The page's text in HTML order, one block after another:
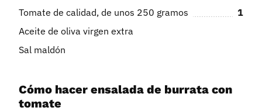
Tomate de calidad, de unos 250 gramos
1
Aceite de oliva virgen extra
Sal maldón
Cómo hacer ensalada de burrata con
tomate